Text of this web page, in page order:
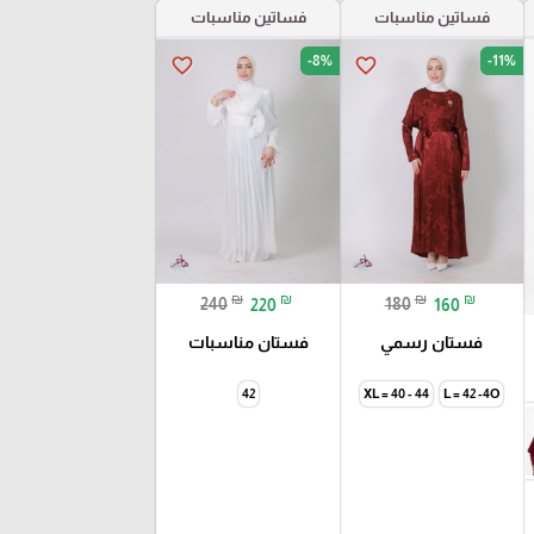
فساتين مناسبات
favorite_border -11%
180 ₪ 160 ₪
فستان رسمي
L = 42 -4O
XL = 40 - 44
فساتين مناسبات
favorite_border -8%
240 ₪ 220 ₪
فستان مناسبات
42